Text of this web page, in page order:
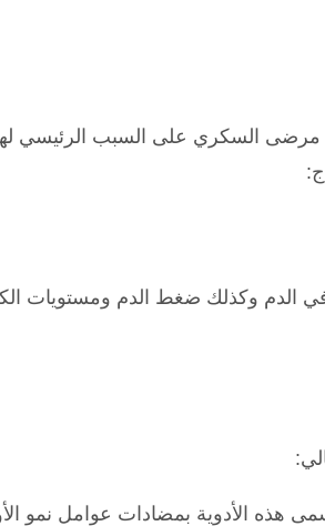
مرضى السكري على السبب الرئيسي
في الدم وكذلك ضغط الدم ومستويات